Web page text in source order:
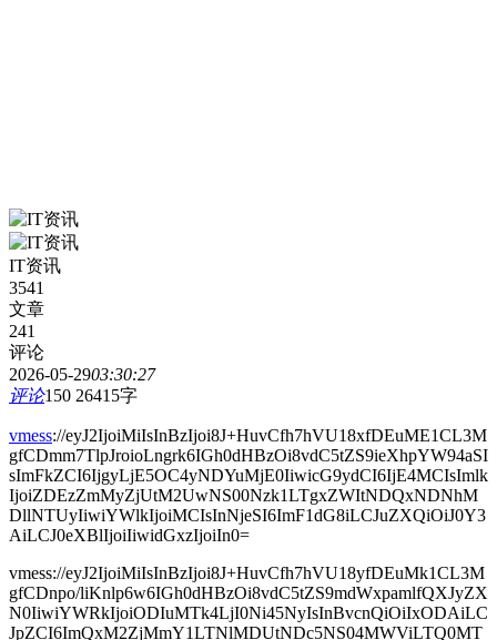
IT资讯
3541
文章
241
评论
2026-05-2903:30:27
评论150 26415字
vmess://eyJ2IjoiMiIsInBzIjoi8J+HuvCfh7hVU18xfDEuME1CL3M
gfCDmm7TlpJroioLngrk6IGh0dHBzOi8vdC5tZS9ieXhpYW94aSI
sImFkZCI6IjgyLjE5OC4yNDYuMjE0IiwicG9ydCI6IjE4MCIsImlk
IjoiZDEzZmMyZjUtM2UwNS00Nzk1LTgxZWItNDQxNDNhM
DllNTUyIiwiYWlkIjoiMCIsInNjeSI6ImF1dG8iLCJuZXQiOiJ0Y3
AiLCJ0eXBlIjoiIiwidGxzIjoiIn0=
vmess://eyJ2IjoiMiIsInBzIjoi8J+HuvCfh7hVU18yfDEuMk1CL3M
gfCDnpo/liKnlp6w6IGh0dHBzOi8vdC5tZS9mdWxpamlfQXJyZX
N0IiwiYWRkIjoiODIuMTk4LjI0Ni45NyIsInBvcnQiOiIxODAiLC
JpZCI6ImQxM2ZjMmY1LTNlMDUtNDc5NS04MWViLTQ0MT